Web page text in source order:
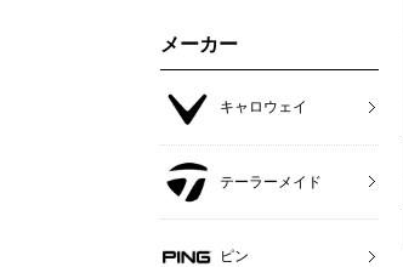
メーカー
キャロウェイ
テーラーメイド
ピン